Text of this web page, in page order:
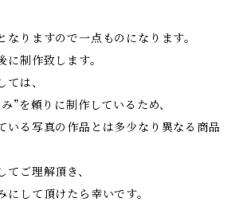
なりますので一点ものになります。
に制作致します。
ては、
”を頼りに制作しているため、
いる写真の作品とは多少なり異なる商品
ご理解頂き、
にして頂けたら幸いです。